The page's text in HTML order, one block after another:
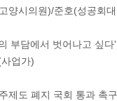
양시의원)/준호(성공회
부담에서 벗어나고 싶
업가)
제도 폐지 국회 통과 촉